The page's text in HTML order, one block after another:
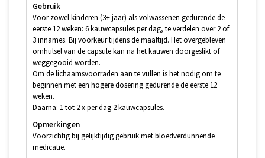
Gebruik
Voor zowel kinderen (3+ jaar) als volwassenen gedurende de
eerste 12 weken: 6 kauwcapsules per dag, te verdelen over 2 of
3 innames. Bij voorkeur tijdens de maaltijd. Het overgebleven
omhulsel van de capsule kan na het kauwen doorgeslikt of
weggegooid worden.
Om de lichaamsvoorraden aan te vullen is het nodig om te
beginnen met een hogere dosering gedurende de eerste 12
weken.
Daarna: 1 tot 2 x per dag 2 kauwcapsules.
Opmerkingen
Voorzichtig bij gelijktijdig gebruik met bloedverdunnende
medicatie.